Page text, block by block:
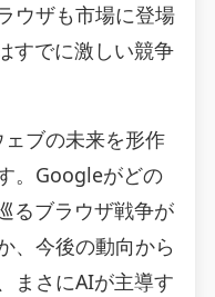
ウザも市場に登場
すでに激しい競争
ブの未来を形作
。Googleがどの
るブラウザ戦争が
、今後の動向から
まさにAIが主導す